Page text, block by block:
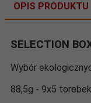
OPIS PRODUKTU
SELECTION
Wybór
88,5g - 9x5 torebek